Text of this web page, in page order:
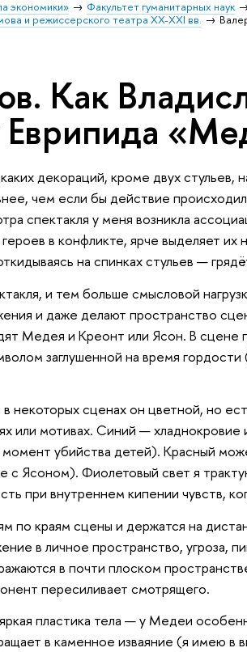
экономики» Факультет гуманитарных наук
и режиссерского театра XX-XXI вв.
Как
Еврипида
декораций, кроме двух стульев,
чем если бы действие
спектакля у меня возникла
в конфликте, ярче выделяет их
на спинках стульев —
и тем больше смысловой
и даже делают пространство
Медея и Креонт или Ясон. В сцене
заглушенной на время
в некоторых сценах он цветной, но
или мотивах. Синий —
убийства детей). Красный
с Ясоном). Фиолетовый свет я
при внутреннем кипении чувств,
по краям сцены и держатся на
в личное пространство, угроза,
в почти плоском
пересиливает смотрящего.
пластика тела — у Медеи
в каменное изваяние (я имею в